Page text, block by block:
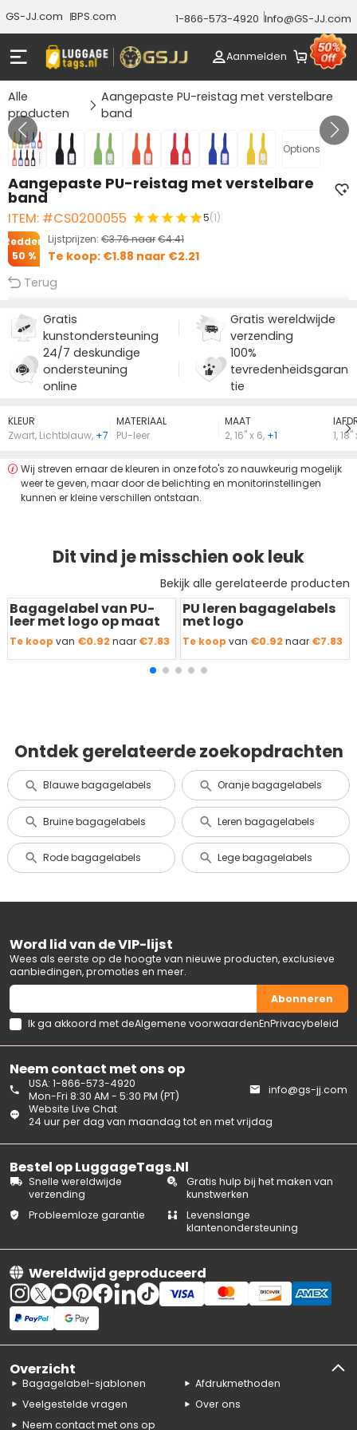
GS-JJ.com BPS.com 1-866-573-4920 Info@GS-JJ.com
Aanmelden
Alle
producten
Aangepaste PU-reistag met verstelbare
band
Options
Gallery 1/7
Aangepaste PU-reistag met verstelbare
band
ITEM: #CS0200055 5(1)
Lijstprijzen: €3.76naar€4.41
Redden
50 %
Te koop: €1.88 naar €2.21
Terug
Gratis
kunstondersteuning
Gratis wereldwijde
verzending
24/7 deskundige
ondersteuning
online
100%
tevredenheidsgaran
tie
KLEUR
Zwart, Lichtblauw, +7
MATERIAAL
PU-leer
MAAT
2,16" x 6, +1
1,18"
Wij streven ernaar de kleuren in onze foto's zo nauwkeurig mogelijk
weer te geven, maar door de belichting en monitorinstellingen
kunnen er kleine verschillen ontstaan.
Dit vind je misschien ook leuk
Bekijk alle gerelateerde producten
Redden50 %
Bagagelabel van PU-
leer met logo op maat
Te koop van €0.92naar €7.83
Redden50 %
PU leren bagagelabels
met logo
Te koop van €0.92naar €7.83
Ontdek gerelateerde zoekopdrachten
Blauwe bagagelabels Oranje bagagelabels
Bruine bagagelabels Leren bagagelabels
Rode bagagelabels Lege bagagelabels
Neem contact met ons op
Website Live Chat
24 uur per dag van maandag tot en met vrijdag
USA: 1-866-573-4920
Mon-Fri 8:30 AM - 5:30 PM (PT)
info@gs-jj.com
Bestel op LuggageTags.Nl
Snelle wereldwijde
verzending
Gratis hulp bij het maken van
kunstwerken
Probleemloze garantie
Levenslange
klantenondersteuning
Wereldwijd geproduceerd
Word lid van de VIP-lijst
Wees als eerste op de hoogte van nieuwe producten, exclusieve
aanbiedingen, promoties en meer.
Abonneren
Ik ga akkoord met deAlgemene voorwaardenEnPrivacybeleid
Overzicht
Bagagelabel-sjablonen
Afdrukmethoden
Veelgestelde vragen
Over ons
Neem contact met ons op